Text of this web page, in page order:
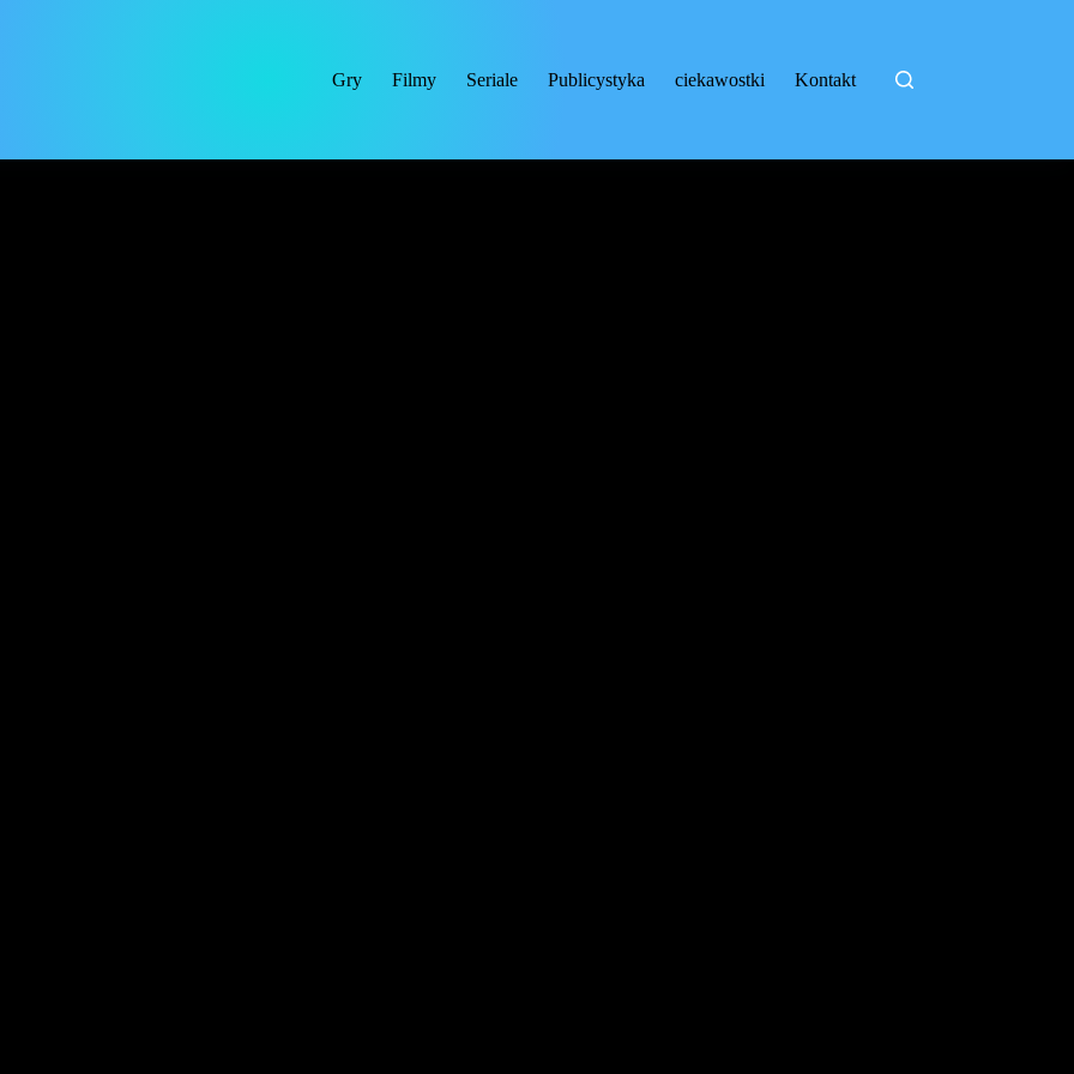
Gry
Filmy Seriale Publicystyka ciekawostki Kontakt